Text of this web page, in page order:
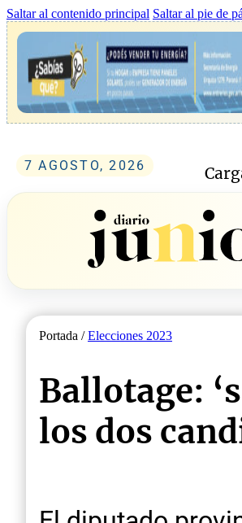
Saltar al contenido principal Saltar al pie de
7 AGOSTO, 2026
Portada /Elecciones 2023
Ballotage:
los dos